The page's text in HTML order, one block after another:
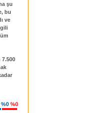
şu
bu
ve
7.500
%0 %0